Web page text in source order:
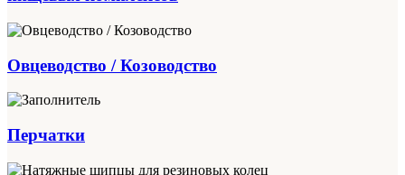
Овцеводство / Козоводство
Перчатки